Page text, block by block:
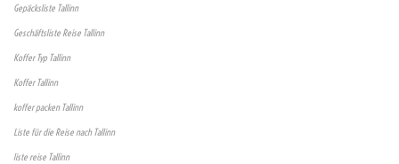
Gepäcksliste Tallinn
Geschäftsliste Reise Tallinn
Koffer Typ Tallinn
Koffer Tallinn
koffer packen Tallinn
Liste für die Reise nach Tallinn
liste reise Tallinn